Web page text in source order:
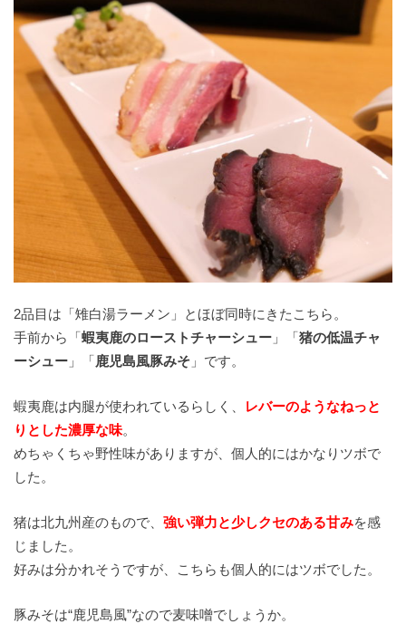
2品目は「雉白湯ラーメン」とほぼ同時にきたこちら。
手前から「蝦夷鹿のローストチャーシュー 」「猪の低温チャ
ーシュー 」「鹿児島風豚みそ 」です。
蝦夷鹿は内腿が使われているらしく、
レバーのようなねっと
りとした濃厚な味。
めちゃくちゃ野性味がありますが、個人的にはかなりツボで
した。
猪は北九州産のもので、 強い弾力と少しクセのある甘みを感
じました。
好みは分かれそうですが、こちらも個人的にはツボでした。
豚みそは“鹿児島風”なので麦味噌でしょうか。